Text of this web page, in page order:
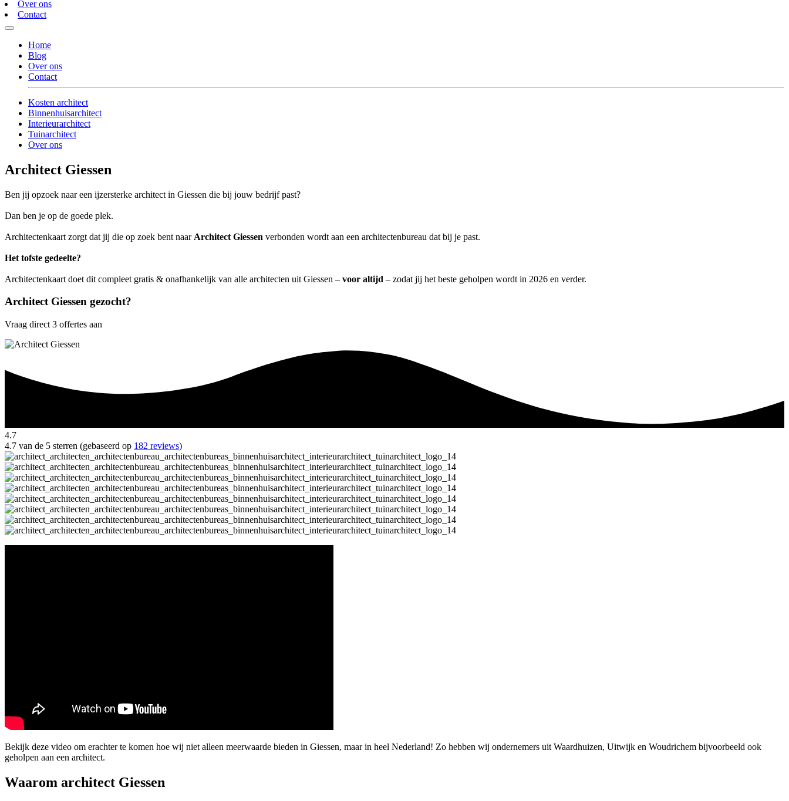
Over ons
Contact
Home
Blog
Over ons
Contact
Kosten architect
Binnenhuisarchitect
Interieurarchitect
Tuinarchitect
Over ons
Architect Giessen
Ben jij opzoek naar een ijzersterke architect in Giessen die bij jouw bedrijf past?
Dan ben je op de goede plek.
Architectenkaart zorgt dat jij die op zoek bent naar Architect Giessen verbonden wordt aan een architectenbureau dat bij je past.
Het tofste gedeelte?
Architectenkaart doet dit compleet gratis & onafhankelijk van alle architecten uit Giessen – voor altijd – zodat jij het beste geholpen wordt in 2026 en verder.
Architect Giessen gezocht?
Vraag direct 3 offertes aan
4.7
4.7 van de 5 sterren (gebaseerd op 182 reviews)
Bekijk deze video om erachter te komen hoe wij niet alleen meerwaarde bieden in Giessen, maar in heel Nederland! Zo hebben wij ondernemers uit Waardhuizen, Uitwijk en Woudrichem bijvoorbeeld ook
geholpen aan een architect.
Waarom architect Giessen